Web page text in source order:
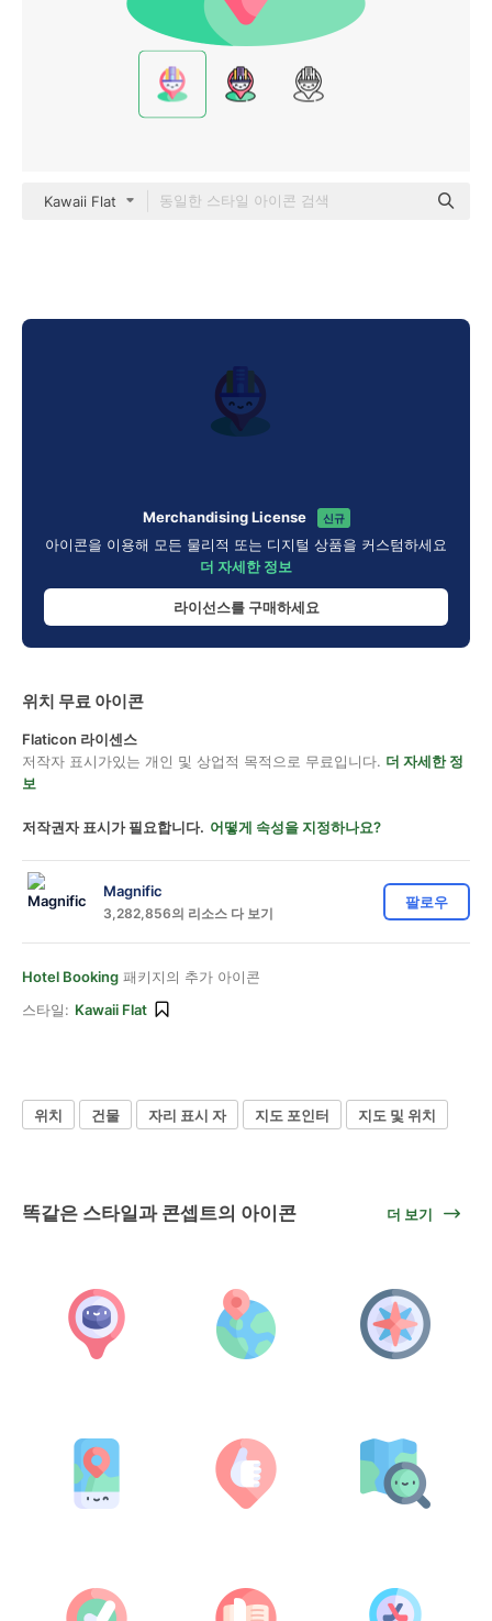
Kawaii Flat
Merchandising License 신규
아이콘을 이용해 모든 물리적 또는 디지털 상품을 커스텀하세요
더 자세한 정보
라이선스를 구매하세요
위치 무료 아이콘
Flaticon 라이센스
저작자 표시가있는 개인 및 상업적 목적으로 무료입니다. 더 자세한 정
보
저작권자 표시가 필요합니다. 어떻게 속성을 지정하나요?
Magnific
3,282,856의 리소스 다 보기
팔로우
Hotel Booking 패키지의 추가 아이콘
스타일: Kawaii Flat
위치 건물 자리 표시 자 지도 포인터 지도 및 위치
똑같은 스타일과 콘셉트의 아이콘 더 보기